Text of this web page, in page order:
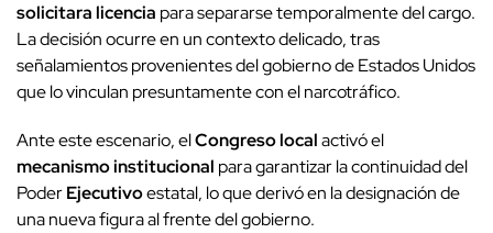
solicitara licencia para separarse temporalmente del cargo.
La decisión ocurre en un contexto delicado, tras
señalamientos provenientes del gobierno de Estados Unidos
que lo vinculan presuntamente con el narcotráfico.
Ante este escenario, elCongreso localactivó el
mecanismo institucional para garantizar la continuidad del
PoderEjecutivoestatal, lo que derivó en la designación de
una nueva figura al frente del gobierno.